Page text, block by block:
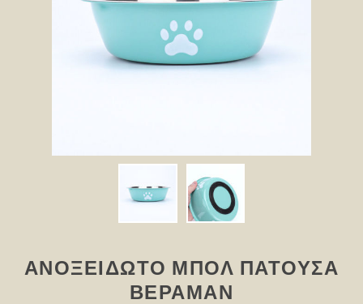
ΑΝΟΞΕΊΔΩΤΟ ΜΠΟΛ ΠΑΤΟΎΣΑ
ΒΕΡΑΜΆΝ